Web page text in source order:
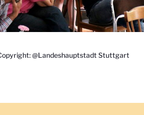
@Landeshauptstadt Stuttgart